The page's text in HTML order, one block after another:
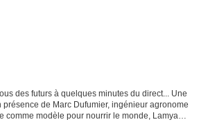
des futurs à quelques minutes du direct... Une
de Marc Dufumier, ingénieur agronome
comme modèle pour nourrir le monde, Lamya